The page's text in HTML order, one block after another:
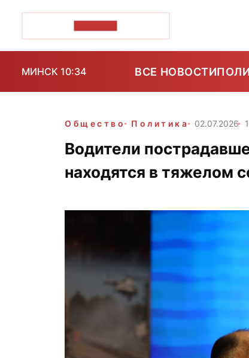
МИНСК 10:34 ВСЕ НОВОСТИ
Общество Политика 02.07.2026
Водители
находятся в тяжелом